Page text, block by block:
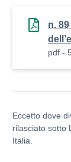
n.
pdf -
Eccetto dove
rilasciato sotto
Italia.